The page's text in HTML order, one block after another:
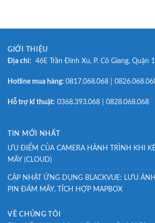
GIỚI THIỆU
Địa chỉ: 46E Trần Đình Xu, P. Cô Giang, Quận
Hotline mua hàng: 0817.068.068 |
Hỗ trợ kĩ thuật: 0368.393.068 | 0828.068.068
TIN MỚI NHẤT
ƯU ĐIỂM CỦA CAMERA HÀNH TRÌNH KHI
MÂY (CLOUD)
CẬP NHẬT ỨNG DỤNG BLACKVUE: LƯU
PIN ĐÁM MÂY, TÍCH HỢP MAPBOX
VỀ CHÚNG TÔI